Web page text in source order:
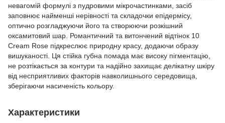
невагомій формулі з пудровими мікрочастинками, засіб
заповнює найменші нерівності та складочки епідермісу,
оптично розгладжуючи його та створюючи розкішний
оксамитовий шар. Романтичний та витончений відтінок 10
Cream Rose підкреслює природну красу, додаючи образу
вишуканості. Ця стійка губна помада має високу пігментацію,
не розтікається за контури та надійно захищає делікатну шкіру
від несприятливих факторів навколишнього середовища,
зберігаючи насиченість кольору.
Характеристики